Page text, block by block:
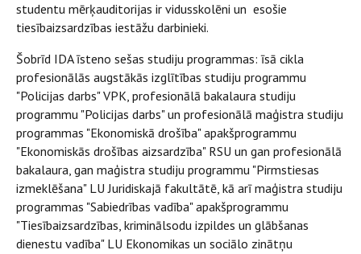
studentu mērķauditorijas ir vidusskolēni un esošie
tiesībaizsardzības iestāžu darbinieki.
Šobrīd IDA īsteno sešas studiju programmas: īsā cikla
profesionālās augstākās izglītības studiju programmu
"Policijas darbs" VPK, profesionālā bakalaura studiju
programmu "Policijas darbs" un profesionālā maģistra studiju
programmas "Ekonomiskā drošība" apakšprogrammu
"Ekonomiskās drošības aizsardzība" RSU un gan profesionālā
bakalaura, gan maģistra studiju programmu "Pirmstiesas
izmeklēšana" LU Juridiskajā fakultātē, kā arī maģistra studiju
programmas "Sabiedrības vadība" apakšprogrammu
"Tiesībaizsardzības, kriminālsodu izpildes un glābšanas
dienestu vadība" LU Ekonomikas un sociālo zinātņu